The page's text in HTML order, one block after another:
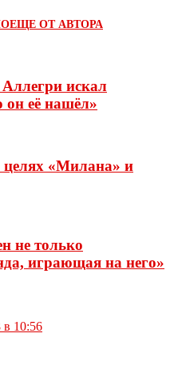
ЕЩЕ ОТ АВТОРА
искал
он её нашёл»
«Милана» и
не только
играющая на него»
в 10:56